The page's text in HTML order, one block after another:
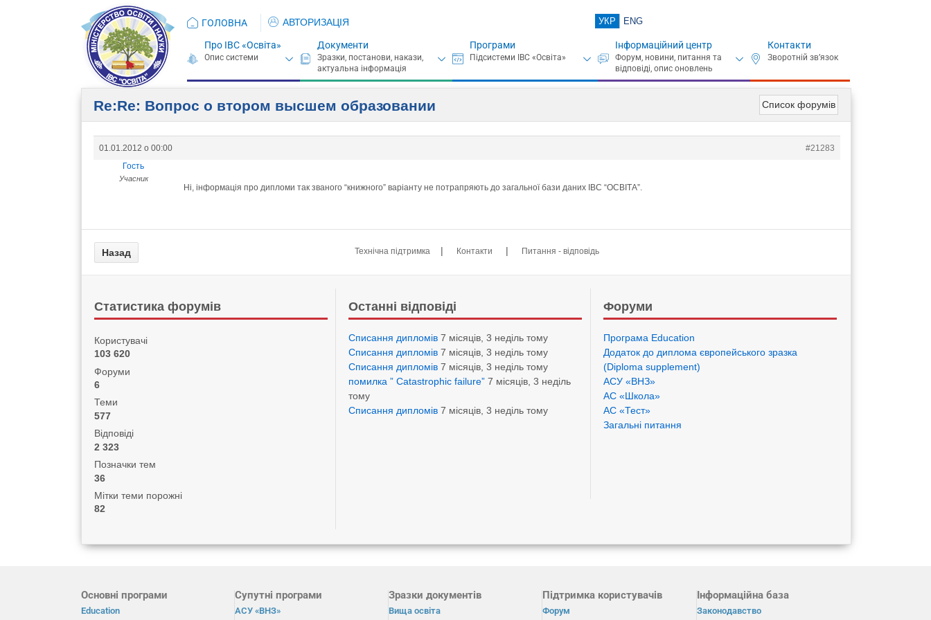
ГОЛОВНА АВТОРИЗАЦІЯ УКР ENG
Про ІВС «Освіта» Документи Програми Інформаційний центр Контакти
Список форумів
Re:Re: Вопрос о втором высшем образовании
01.01.2012 о 00:00
#21283
Гость
Учасник
Ні, інформація про дипломи так званого “книжного” варіанту не потрапряють до загальної бази даних ІВС “ОСВІТА”.
Технічна підтримка | Контакти | Питання - відповідь
Статистика форумів
Користувачі
103 620
Форуми
6
Теми
577
Відповіді
2 323
Позначки тем
36
Мітки теми порожні
82
Останні відповіді
Списання дипломів 7 місяців, 3 неділь тому
Списання дипломів 7 місяців, 3 неділь тому
Списання дипломів 7 місяців, 3 неділь тому
помилка ” Catastrophic failure” 7 місяців, 3 неділь
тому
Списання дипломів 7 місяців, 3 неділь тому
Форуми
Програма Eduсation
Додаток до диплома європейського зразка
(Diploma supplement)
АСУ «ВНЗ»
АС «Школа»
АС «Тест»
Загальні питання
Основні програми
Education
Супутні програми
АСУ «ВНЗ»
Зразки документів
Вища освіта
Підтримка користувачів
Форум
Інформаційна база
Законодавство